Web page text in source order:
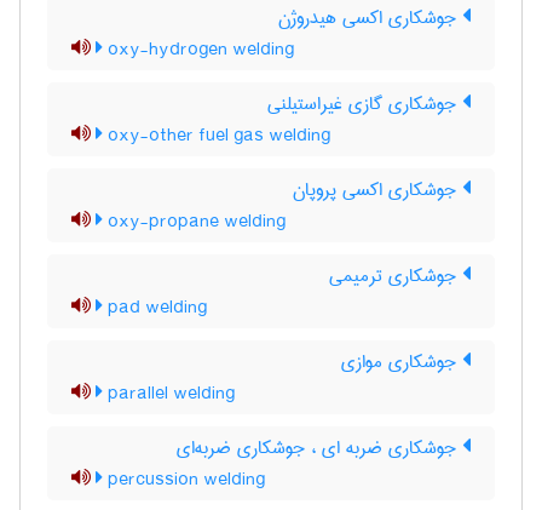
جوشکاری اکسی هیدروژن
oxy-hydrogen welding
جوشکاری گازی غیراستیلنی
oxy-other fuel gas welding
جوشکاری اکسی پروپان
oxy-propane welding
جوشکاری ترمیمی
pad welding
جوشکاری موازی
parallel welding
جوشکاری ضربه ای ، جوشکاری ضربه‌ای
percussion welding